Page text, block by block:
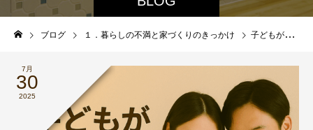
ブログ １．暮らしの不満と家づくりのきっかけ 子どもが生まれる前に考えたい、家のこととは
7月
30
2025